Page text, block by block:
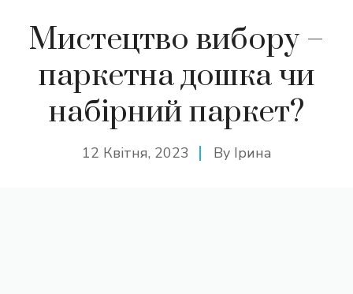
Мистецтво вибору –
паркетна дошка чи
набірний паркет?
12 Квітня, 2023 By Ірина